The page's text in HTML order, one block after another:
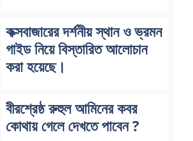
কক্সবাজারের দর্শনীয় স্থান ও ভ্রমন
গাইড নিয়ে বিস্তারিত আলোচান
করা হয়েছে।
বীরশ্রেষ্ঠ রুহুল আমিনের কবর
কোথায় গেলে দেখতে পাবেন ?